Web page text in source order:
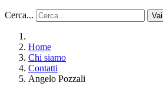
Cerca... Vai
Home
Chi siamo
Contatti
Angelo Pozzali